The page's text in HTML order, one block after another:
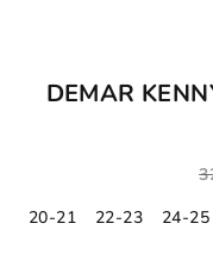
DEMAR
20-21
22-23 24-25